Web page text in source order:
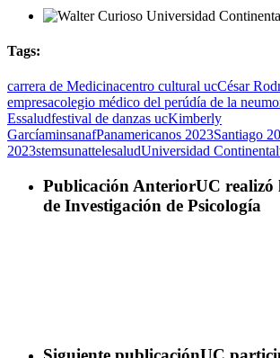
Tags:
carrera de Medicinacentro cultural ucCésar
empresacolegio médico del perúdía de la
Essaludfestival de danzas ucKimberly
GarcíaminsanafPanamericanos 2023Santiago
2023stemsunattelesaludUniversidad Continental
Publicación AnteriorUC
de Investigación de Psicología